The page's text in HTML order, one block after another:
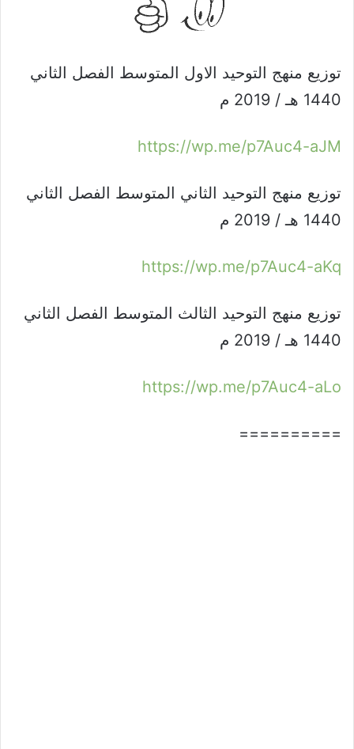
توزيع منهج التوحيد الاول المتوسط الفصل الثاني
1440 هـ / 2019 م
https://wp.me/p7Auc4-aJM
توزيع منهج التوحيد الثاني المتوسط الفصل الثاني
1440 هـ / 2019 م
https://wp.me/p7Auc4-aKq
توزيع منهج التوحيد الثالث المتوسط الفصل الثاني
1440 هـ / 2019 م
https://wp.me/p7Auc4-aLo
==========